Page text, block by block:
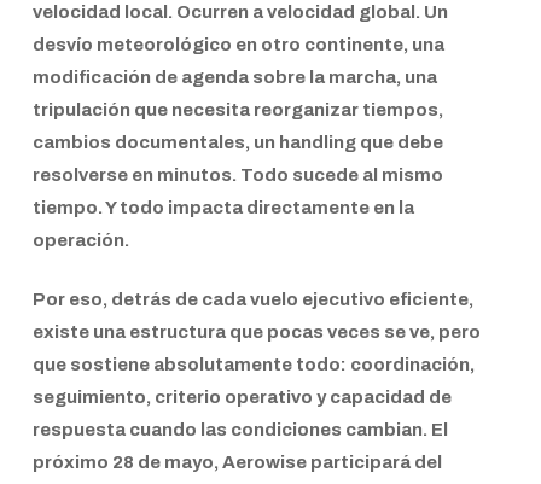
velocidad local. Ocurren a velocidad global. Un
desvío meteorológico en otro continente, una
modificación de agenda sobre la marcha, una
tripulación que necesita reorganizar tiempos,
cambios documentales, un handling que debe
resolverse en minutos. Todo sucede al mismo
tiempo. Y todo impacta directamente en la
operación.
Por eso, detrás de cada vuelo ejecutivo eficiente,
existe una estructura que pocas veces se ve, pero
que sostiene absolutamente todo: coordinación,
seguimiento, criterio operativo y capacidad de
respuesta cuando las condiciones cambian. El
próximo 28 de mayo, Aerowiseparticipará del